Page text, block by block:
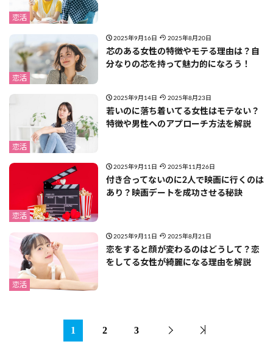
恋活
恋活
2025年9月16日 2025年8月20日
芯のある女性の特徴やモテる理由は？自
分なりの芯を持って魅力的になろう！
恋活
2025年9月14日 2025年8月23日
若いのに落ち着いてる女性はモテない？
特徴や男性へのアプローチ方法を解説
恋活
2025年9月11日 2025年11月26日
付き合ってないのに2人で映画に行くのは
あり？映画デートを成功させる秘訣
恋活
2025年9月11日 2025年8月21日
恋をすると顔が変わるのはどうして？恋
をしてる女性が綺麗になる理由を解説
1 2 3